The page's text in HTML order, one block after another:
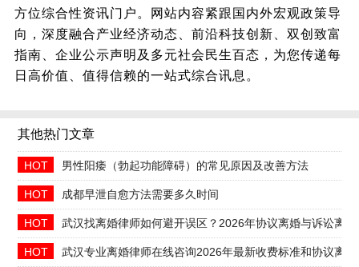
方位综合性资讯门户。网站内容紧跟国内外宏观政策导
向，深度融合产业经济动态、前沿科技创新、双创致富
指南、企业公示声明及多元社会民生百态，为您传递每
日高价值、值得信赖的一站式综合讯息。
其他热门文章
HOT 男性阳痿（勃起功能障碍）的常见原因及改善方法
HOT 成都早泄自愈方法需要多久时间
HOT 武汉找离婚律师如何避开误区？2026年协议离婚与诉讼离
HOT 武汉专业离婚律师在线咨询2026年最新收费标准和协议离